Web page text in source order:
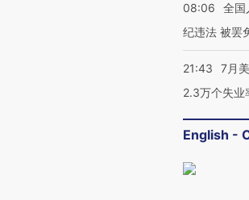
08:06
全国
纪违法 被罢
21:43
7月
2.3万个失业
English -